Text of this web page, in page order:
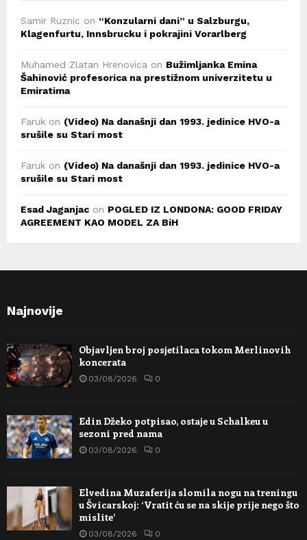
Samir Ruznic on “Konzularni dani” u Salzburgu,
Klagenfurtu, Innsbrucku i pokrajini Vorarlberg
Muhamed Zlatan Hrenovica on Bužimljanka Emina
Šahinović profesorica na prestižnom univerzitetu u
Emiratima
Faruk on (Video) Na današnji dan 1993. jedinice HVO-a
srušile su Stari most
Faruk on (Video) Na današnji dan 1993. jedinice HVO-a
srušile su Stari most
Esad Jaganjac on POGLED IZ LONDONA: GOOD FRIDAY
AGREEMENT KAO MODEL ZA BiH
Najnovije
Objavljen broj posjetilaca tokom Merlinovih
koncerata
03/08/2026 0
Edin Džeko potpisao, ostaje u Schalkeu u
sezoni pred nama
03/08/2026 0
Elvedina Muzaferija slomila nogu na treningu
u Švicarskoj: ‘Vratit ću se na skije prije nego što
mislite’
03/08/2026 0